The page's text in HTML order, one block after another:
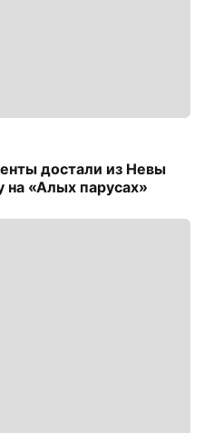
достали из Невы
на «Алых парусах»